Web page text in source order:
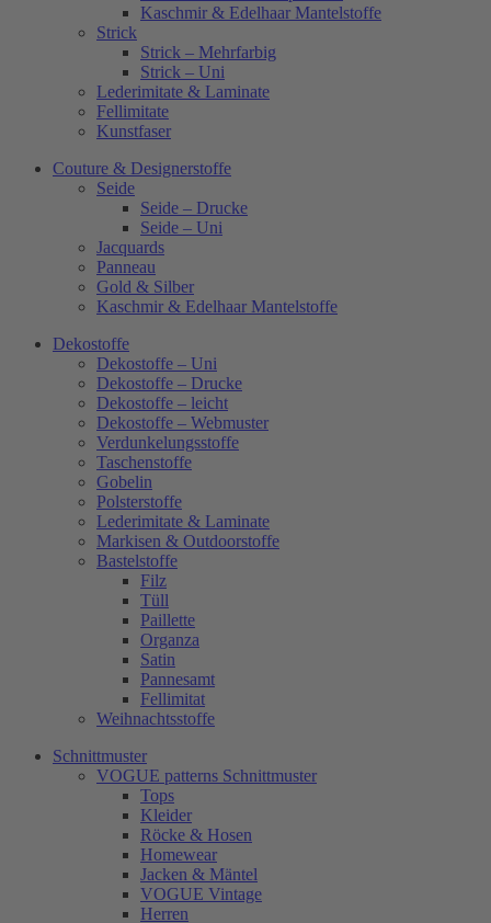
Kaschmir & Edelhaar Mantelstoffe
Strick
Strick – Mehrfarbig
Strick – Uni
Lederimitate & Laminate
Fellimitate
Kunstfaser
Couture & Designerstoffe
Seide
Seide – Drucke
Seide – Uni
Jacquards
Panneau
Gold & Silber
Kaschmir & Edelhaar Mantelstoffe
Dekostoffe
Dekostoffe – Uni
Dekostoffe – Drucke
Dekostoffe – leicht
Dekostoffe – Webmuster
Verdunkelungsstoffe
Taschenstoffe
Gobelin
Polsterstoffe
Lederimitate & Laminate
Markisen & Outdoorstoffe
Bastelstoffe
Filz
Tüll
Paillette
Organza
Satin
Pannesamt
Fellimitat
Weihnachtsstoffe
Schnittmuster
VOGUE patterns Schnittmuster
Tops
Kleider
Röcke & Hosen
Homewear
Jacken & Mäntel
VOGUE Vintage
Herren